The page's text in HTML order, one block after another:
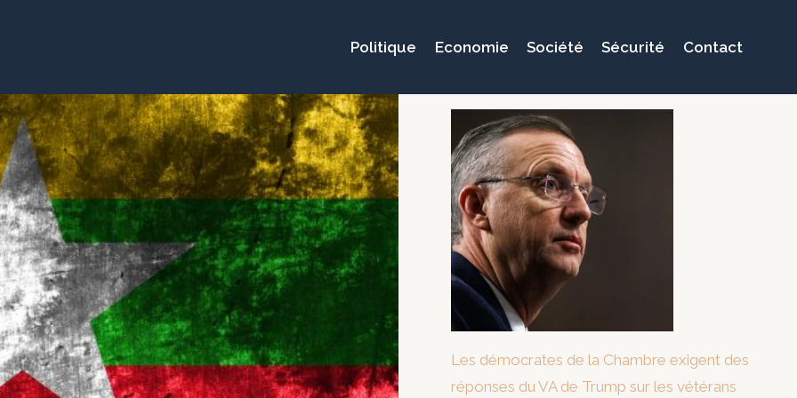
Politique Economie Société Sécurité Contact
Les démocrates de la Chambre exigent des
réponses du VA de Trump sur les vétérans